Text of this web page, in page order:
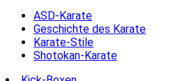
ASD-Karate
Geschichte des Karate
Karate-Stile
Shotokan-Karate